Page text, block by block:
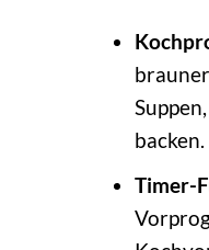
backen.
Timer-